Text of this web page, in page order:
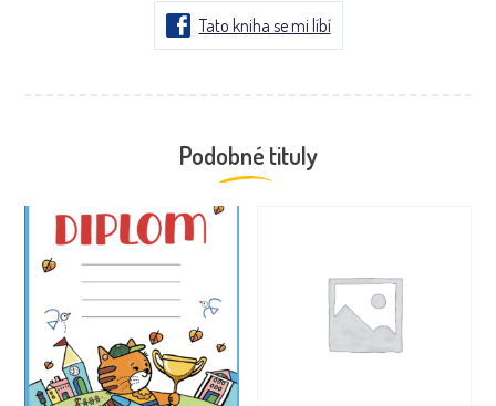
Tato kniha se mi líbí
Podobné tituly